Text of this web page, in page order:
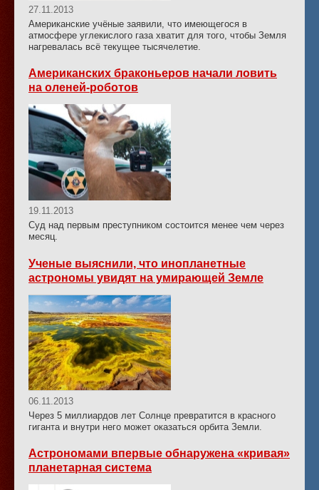
27.11.2013
Американские учёные заявили, что имеющегося в
атмосфере углекислого газа хватит для того, чтобы Земля
нагревалась всё текущее тысячелетие.
Американских браконьеров начали ловить
на оленей-роботов
19.11.2013
Суд над первым преступником состоится менее чем через
месяц.
Ученые выяснили, что инопланетные
астрономы увидят на умирающей Земле
06.11.2013
Через 5 миллиардов лет Солнце превратится в красного
гиганта и внутри него может оказаться орбита Земли.
Астрономами впервые обнаружена «кривая»
планетарная система